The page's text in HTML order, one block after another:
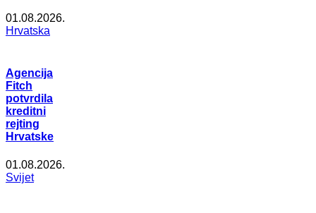
01.08.2026.
Hrvatska
Agencija
Fitch
potvrdila
kreditni
rejting
Hrvatske
01.08.2026.
Svijet